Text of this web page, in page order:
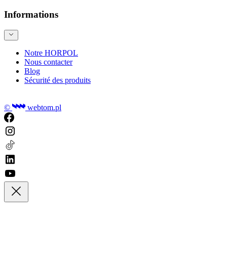
Informations
Notre HORPOL
Nous contacter
Blog
Sécurité des produits
© webtom.pl